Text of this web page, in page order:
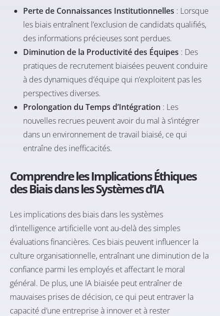
Perte de Connaissances Institutionnelles : Lorsque
les biais entraînent l’exclusion de candidats qualifiés,
des informations précieuses sont perdues.
Diminution de la Productivité des Équipes : Des
pratiques de recrutement biaisées peuvent conduire
à des dynamiques d’équipe qui n’exploitent pas les
perspectives diverses.
Prolongation du Temps d’Intégration : Les
nouvelles recrues peuvent avoir du mal à s’intégrer
dans un environnement de travail biaisé, ce qui
entraîne des inefficacités.
Comprendre les Implications Éthiques
des Biais dans les Systèmes d’IA
Les implications des biais dans les systèmes
d’intelligence artificielle vont au-delà des simples
évaluations financières. Ces biais peuvent influencer la
culture organisationnelle, entraînant une diminution de la
confiance parmi les employés et affectant le moral
général. De plus, une IA biaisée peut entraîner de
mauvaises prises de décision, ce qui peut entraver la
capacité d’une entreprise à innover et à rester